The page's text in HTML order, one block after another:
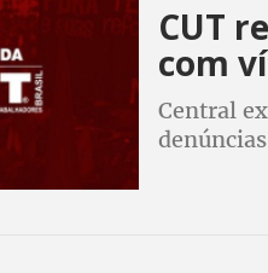
CUT
com
Central